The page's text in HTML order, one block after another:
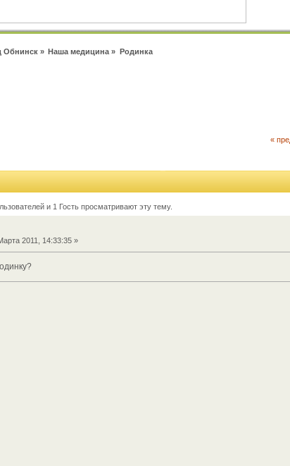
Обнинск» Наша медицина » Родинка
«
и 1 Гость просматривают эту тему.
2011, 14:33:35 »